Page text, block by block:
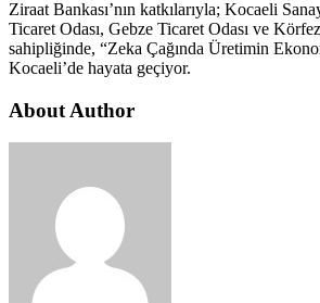
Ziraat Bankası’nın katkılarıyla; Kocaeli
Ticaret Odası, Gebze Ticaret Odası ve
sahipliğinde, “Zeka Çağında Üretimin
Kocaeli’de hayata geçiyor.
About Author